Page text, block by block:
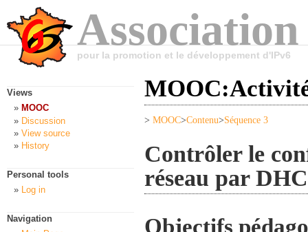
pour la promotion et le développement d'IPv6
> MOOC>Contenu>Séquence 3
Contrôler le
réseau par
Objectifs
Views
MOOC
Discussion
View source
History
Personal tools
Log in
Navigation